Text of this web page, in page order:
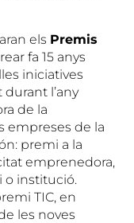
els Premis
fa 15 anys
iniciatives
l’any
de la
empreses de la
premi a la
emprenedora,
o institució.
TIC, en
les noves